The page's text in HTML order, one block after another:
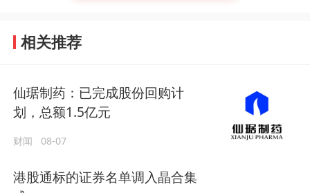
相关推荐
仙琚制药：已完成股份回购计
划，总额1.5亿元
财闻 08-07
港股通标的证券名单调入晶合集